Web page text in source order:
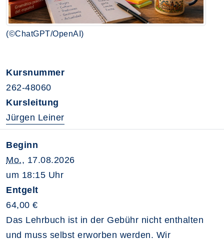
(©ChatGPT/OpenAI)
Kursnummer
262-48060
Kursleitung
Jürgen Leiner
Beginn
Mo., 17.08.2026
um 18:15 Uhr
Entgelt
64,00 €
Das Lehrbuch ist in der Gebühr nicht enthalten
und muss selbst erworben werden. Wir